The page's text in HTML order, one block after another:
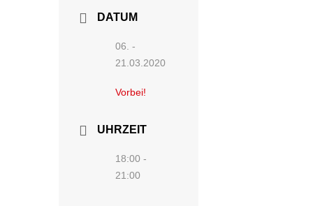
DATUM
06. -
21.03.2020
Vorbei!
UHRZEIT
18:00 -
21:00